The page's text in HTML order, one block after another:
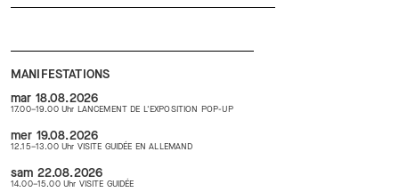
MANIFESTATIONS
mar 18.08.2026
17.00–19.00 Uhr LANCEMENT DE L'EXPOSITION POP-UP
mer 19.08.2026
12.15–13.00 Uhr VISITE GUIDÉE EN ALLEMAND
sam 22.08.2026
14.00–15.00 Uhr VISITE GUIDÉE